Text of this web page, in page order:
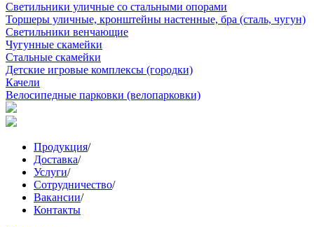
Светильники уличные со стальными опорами
Торшеры уличные, кронштейны настенные, бра (сталь, чугун)
Светильники венчающие
Чугунные скамейки
Стальные скамейки
Детские игровые комплексы (городки)
Качели
Велосипедные парковки (велопарковки)
Продукция/
Доставка/
Услуги/
Сотрудничество/
Вакансии/
Контакты